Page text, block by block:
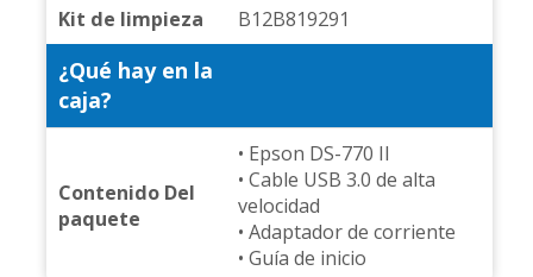
Kit de limpieza B12B819291
¿Qué hay en la
caja?
Contenido Del
paquete
• Epson DS-770 II
• Cable USB 3.0 de alta
velocidad
• Adaptador de corriente
• Guía de inicio